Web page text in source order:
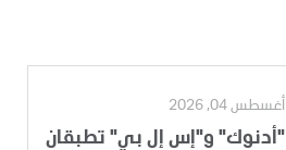
أغسطس 04, 2026
"أدنوك" و"إس إل بي" تطبقان